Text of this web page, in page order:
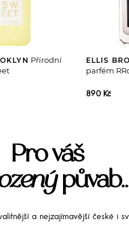
Přírodní
ELLIS
parfém
890 Kč
Pro váš
a nejzajímavější české i